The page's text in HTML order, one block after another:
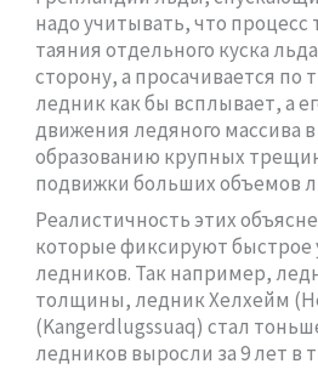
надо учитывать, что
таяния отдельного куска
сторону, а просачивается по
ледник как бы всплывает, а
движения ледяного массива
образованию крупных
подвижки больших объемов
Реалистичность этих
которые фиксируют
ледников. Так например,
толщины, ледник Хелхейм
(Kangerdlugssuaq) стал
ледников выросли за 9 лет в